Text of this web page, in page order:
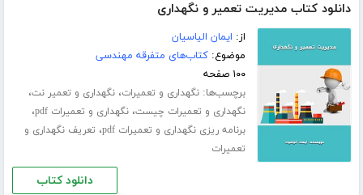
دانلود کتاب مدیریت تعمیر و نگهداری
از: ایمان الیاسیان
موضوع:کتاب‌های متفرقه مهندسی
۱۰۰ صفحه
برچسب‌ها:نگهداری و تعمیرات،نگهداری و تعمیر نت،
نگهداری و تعمیرات چیست،نگهداری و تعمیرات pdf ،
برنامه ریزی نگهداری و تعمیرات pdf ، تعریف نگهداری و
تعمیرات
دانلود کتاب